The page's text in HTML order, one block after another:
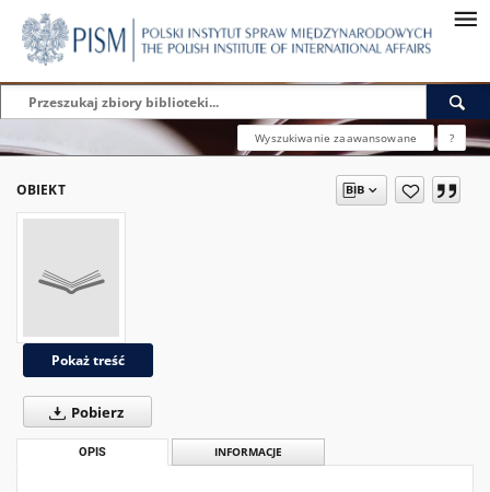
Wyszukiwanie zaawansowane ?
OBIEKT
Pokaż treść
Pobierz
OPIS INFORMACJE